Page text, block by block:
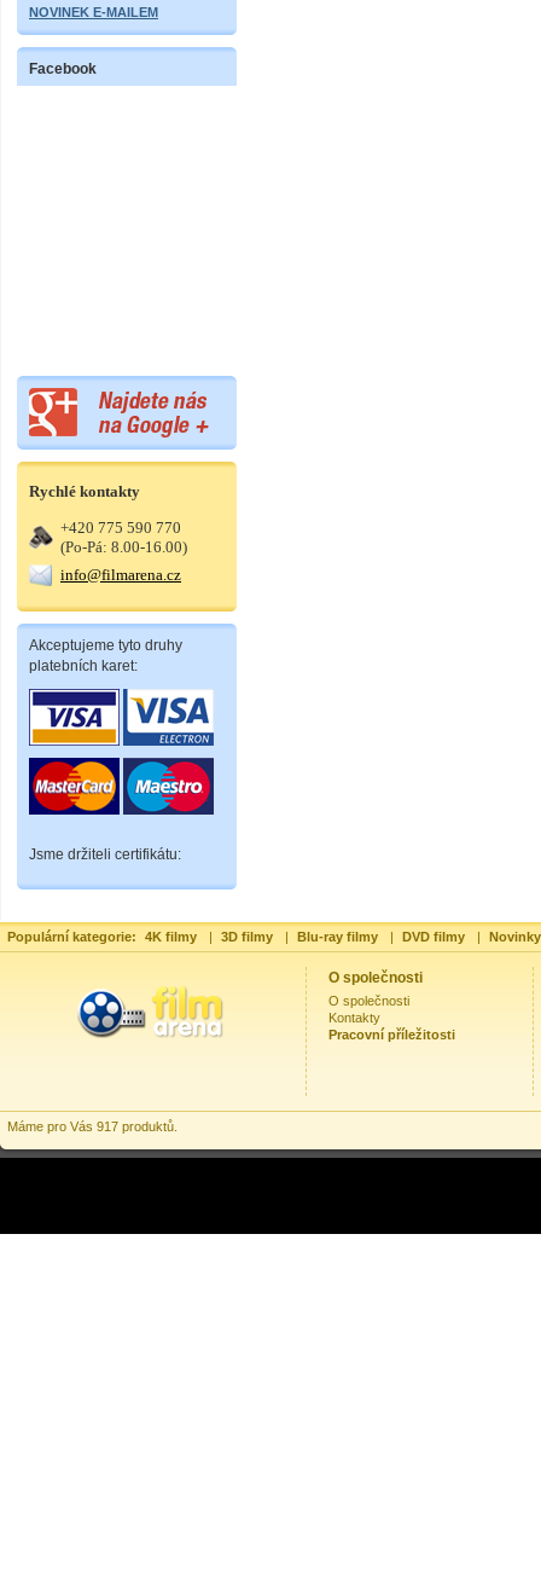
NOVINEK E-MAILEM
Facebook
Rychlé kontakty
+420 775 590 770
(Po-Pá: 8.00-16.00)
info@filmarena.cz
Akceptujeme tyto druhy
platebních karet:
Jsme držiteli certifikátu:
Populární kategorie: 4K filmy | 3D filmy | Blu-ray filmy | DVD filmy |
O společnosti
O společnosti
Kontakty
Pracovní příležitosti
Máme pro Vás 917 produktů.